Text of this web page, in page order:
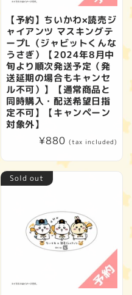
【予約】ちいかわ×読売ジ
ャイアンツ マスキングテ
ープL（ジャビットくんな
うさぎ）【2024年8月中
旬より順次発送予定（発
送延期の場合もキャンセ
ル不可）】【通常商品と
同時購入・配送希望日指
定不可】【キャンペーン
対象外】
Regular
¥880 (tax included)
Sold out